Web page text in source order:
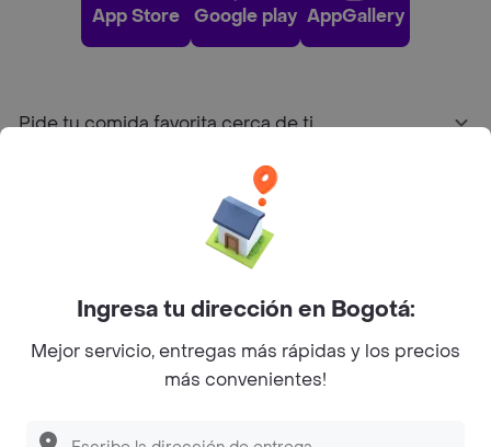
App Store Google play AppGallery
Pide tu comida favorita cerca de ti
Sobre Rappi
Facebook
Twitter
Instagram
©2026Rappi Inc. All rights reserved.
Ingresa tu dirección en Bogotá:
Mejor servicio, entregas más rápidas y los precios
más convenientes!